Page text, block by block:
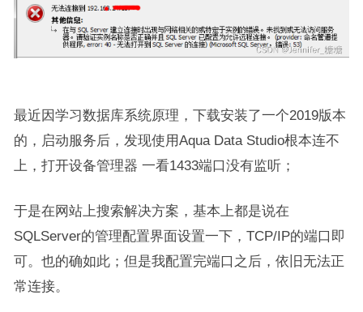
最近因学习数据库系统原理，下载安装了一个2019版本
的，启动服务后，发现使用Aqua Data Studio根本连不
上，打开设备管理器 一看1433端口没有监听；
于是在网站上搜索解决方案，基本上都是说在
SQLServer的管理配置界面设置一下，TCP/IP的端口即
可。也的确如此；但是我配置完端口之后，依旧无法正
常连接。